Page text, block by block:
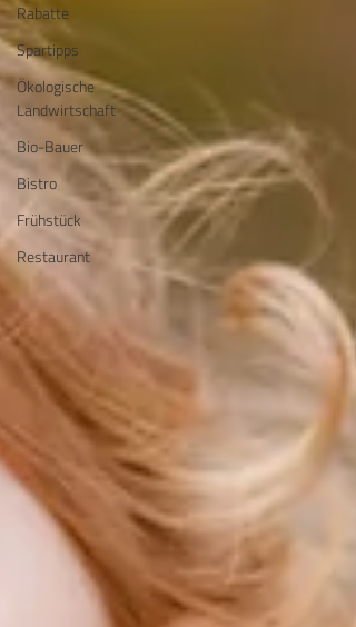
Rabatte
Spartipps
Ökologische
Landwirtschaft
Bio-Bauer
Bistro
Frühstück
Restaurant